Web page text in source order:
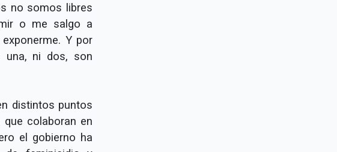
no somos libres
o me salgo a
Y por
una, ni dos, son
distintos puntos
colaboran en
el gobierno ha